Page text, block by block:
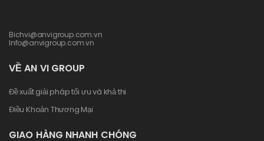
Bichvi@anvigroup.com.vn
Info@anvigroup.com.vn
VỀ AN VI GROUP
Đề xuất giải pháp tối ưu và khả thi
Điều Khoản Thương Mại
GIAO HÀNG NHANH CHÓNG